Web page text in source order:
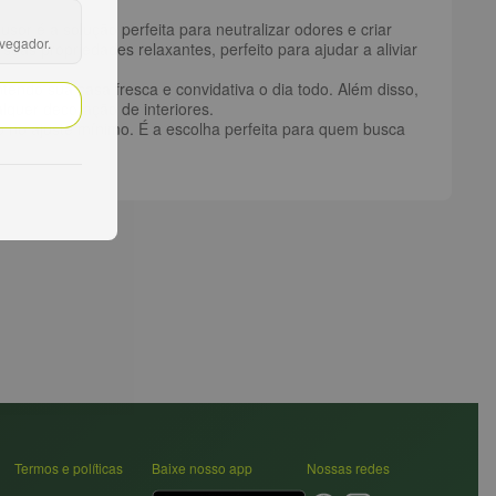
é a solução perfeita para neutralizar odores e criar
propriedades relaxantes, perfeito para ajudar a aliviar
sua casa fresca e convidativa o dia todo. Além disso,
decoração de interiores.
ajuste mínimo. É a escolha perfeita para quem busca
Termos e políticas
Baixe nosso app Nossas redes